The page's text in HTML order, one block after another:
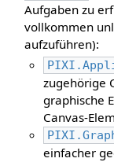
Aufgaben zu
vollkommen
aufzuführen):
zugehörige
graphische
Canvas-
einfacher